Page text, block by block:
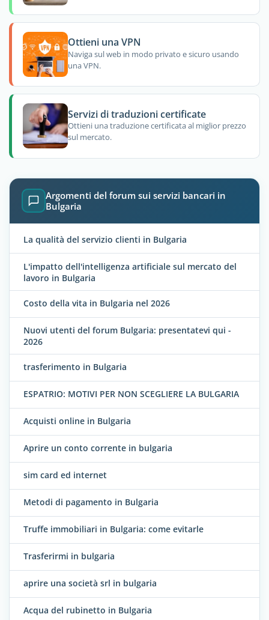
Ottieni una VPN
Naviga sul web in modo privato e sicuro usando
una VPN.
Servizi di traduzioni certificate
Ottieni una traduzione certificata al miglior prezzo
sul mercato.
Argomenti del forum sui servizi bancari in
Bulgaria
La qualità del servizio clienti in Bulgaria
L'impatto dell'intelligenza artificiale sul mercato del
lavoro in Bulgaria
Costo della vita in Bulgaria nel 2026
Nuovi utenti del forum Bulgaria: presentatevi qui -
2026
trasferimento in Bulgaria
ESPATRIO: MOTIVI PER NON SCEGLIERE LA BULGARIA
Acquisti online in Bulgaria
Aprire un conto corrente in bulgaria
sim card ed internet
Metodi di pagamento in Bulgaria
Truffe immobiliari in Bulgaria: come evitarle
Trasferirmi in bulgaria
aprire una società srl in bulgaria
Acqua del rubinetto in Bulgaria